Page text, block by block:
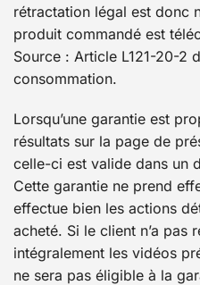
rétractation légal est donc
produit commandé est
Source : Article L121-20-2
consommation.
Lorsqu’une garantie est
résultats sur la page de
celle-ci est valide dans un
Cette garantie ne prend
effectue bien les actions
acheté. Si le client n’a pas
intégralement les vidéos
ne sera pas éligible à la